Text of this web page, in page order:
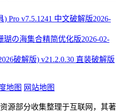
) Pro v7.5.1241 中文破解版2026-
瑚の海集合精简优化版2026-02-
破解版) v21.2.0.30 直装破解版
地图 网站地图
源部分收集整理于互联网，其著